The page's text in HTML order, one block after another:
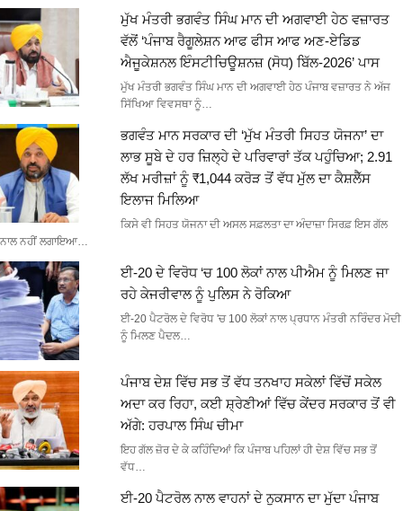
ਮੁੱਖ ਮੰਤਰੀ ਭਗਵੰਤ ਸਿੰਘ ਮਾਨ ਦੀ ਅਗਵਾਈ ਹੇਠ ਵਜ਼ਾਰਤ
ਵੱਲੋਂ ‘ਪੰਜਾਬ ਰੈਗੂਲੇਸ਼ਨ ਆਫ ਫੀਸ ਆਫ ਅਣ-ਏਡਿਡ
ਐਜੂਕੇਸ਼ਨਲ ਇੰਸਟੀਚਿਊਸ਼ਨਜ਼ (ਸੋਧ) ਬਿੱਲ-2026’ ਪਾਸ
ਮੁੱਖ ਮੰਤਰੀ ਭਗਵੰਤ ਸਿੰਘ ਮਾਨ ਦੀ ਅਗਵਾਈ ਹੇਠ ਪੰਜਾਬ ਵਜ਼ਾਰਤ ਨੇ ਅੱਜ
ਸਿੱਖਿਆ ਵਿਵਸਥਾ ਨੂੰ…
ਭਗਵੰਤ ਮਾਨ ਸਰਕਾਰ ਦੀ ‘ਮੁੱਖ ਮੰਤਰੀ ਸਿਹਤ ਯੋਜਨਾ’ ਦਾ
ਲਾਭ ਸੂਬੇ ਦੇ ਹਰ ਜ਼ਿਲ੍ਹੇ ਦੇ ਪਰਿਵਾਰਾਂ ਤੱਕ ਪਹੁੰਚਿਆ; 2.91
ਲੱਖ ਮਰੀਜ਼ਾਂ ਨੂੰ ₹1,044 ਕਰੋੜ ਤੋਂ ਵੱਧ ਮੁੱਲ ਦਾ ਕੈਸ਼ਲੈੱਸ
ਇਲਾਜ ਮਿਲਿਆ
ਕਿਸੇ ਵੀ ਸਿਹਤ ਯੋਜਨਾ ਦੀ ਅਸਲ ਸਫ਼ਲਤਾ ਦਾ ਅੰਦਾਜ਼ਾ ਸਿਰਫ਼ ਇਸ ਗੱਲ
ਨਾਲ ਨਹੀਂ ਲਗਾਇਆ…
ਈ-20 ਦੇ ਵਿਰੋਧ ‘ਚ 100 ਲੋਕਾਂ ਨਾਲ ਪੀਐਮ ਨੂੰ ਮਿਲਣ ਜਾ
ਰਹੇ ਕੇਜਰੀਵਾਲ ਨੂੰ ਪੁਲਿਸ ਨੇ ਰੋਕਿਆ
ਈ-20 ਪੈਟਰੋਲ ਦੇ ਵਿਰੋਧ 'ਚ 100 ਲੋਕਾਂ ਨਾਲ ਪ੍ਰਧਾਨ ਮੰਤਰੀ ਨਰਿੰਦਰ ਮੋਦੀ
ਨੂੰ ਮਿਲਣ ਪੈਦਲ…
ਪੰਜਾਬ ਦੇਸ਼ ਵਿੱਚ ਸਭ ਤੋਂ ਵੱਧ ਤਨਖਾਹ ਸਕੇਲਾਂ ਵਿੱਚੋਂ ਸਕੇਲ
ਅਦਾ ਕਰ ਰਿਹਾ, ਕਈ ਸ਼੍ਰੇਣੀਆਂ ਵਿੱਚ ਕੇਂਦਰ ਸਰਕਾਰ ਤੋਂ ਵੀ
ਅੱਗੇ: ਹਰਪਾਲ ਸਿੰਘ ਚੀਮਾ
ਇਹ ਗੱਲ ਜ਼ੋਰ ਦੇ ਕੇ ਕਹਿੰਦਿਆਂ ਕਿ ਪੰਜਾਬ ਪਹਿਲਾਂ ਹੀ ਦੇਸ਼ ਵਿੱਚ ਸਭ ਤੋਂ
ਵੱਧ…
ਈ-20 ਪੈਟਰੋਲ ਨਾਲ ਵਾਹਨਾਂ ਦੇ ਨੁਕਸਾਨ ਦਾ ਮੁੱਦਾ ਪੰਜਾਬ